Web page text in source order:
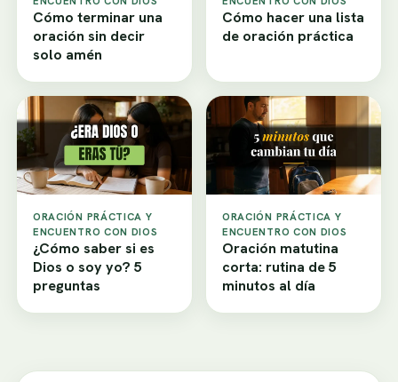
Cómo terminar una
oración sin decir
solo amén
Cómo hacer una lista
de oración práctica
ORACIÓN PRÁCTICA Y
ENCUENTRO CON DIOS
¿Cómo saber si es
Dios o soy yo? 5
preguntas
ORACIÓN PRÁCTICA Y
ENCUENTRO CON DIOS
Oración matutina
corta: rutina de 5
minutos al día